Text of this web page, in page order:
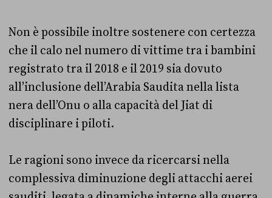
Non è possibile inoltre sostenere con certezza
che il calo nel numero di vittime tra i bambini
registrato tra il 2018 e il 2019 sia dovuto
all’inclusione dell’Arabia Saudita nella lista
nera dell’Onu o alla capacità del Jiat di
disciplinare i piloti.
Le ragioni sono invece da ricercarsi nella
complessiva diminuzione degli attacchi aerei